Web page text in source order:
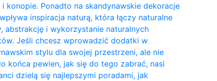
konopie. Ponadto na skandynawskie dekoracje
inspiracja naturą, która łączy naturalne
abstrakcję i wykorzystanie naturalnych
Jeśli chcesz wprowadzić dodatki w
stylu dla swojej przestrzeni, ale nie
końca pewien, jak się do tego zabrać, nasi
dzielą się najlepszymi poradami, jak